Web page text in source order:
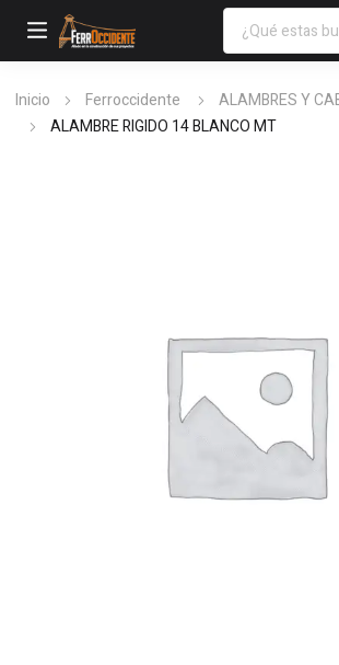
Inicio Ferroccidente
ALAMBRES Y
ALAMBRE RIGIDO 14 BLANCO MT